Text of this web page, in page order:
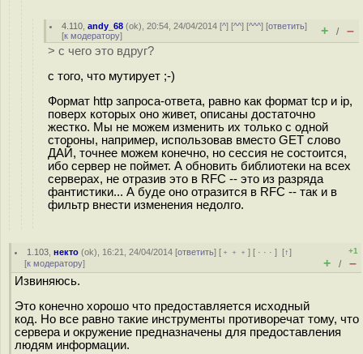
4.110 ,andy_68 (ok), 20:54, 24/04/2014 [^] [^^] [^^^] [ответить]
[к модератору] + / –
> с чего это вдруг?
с того, что мутирует ;-)
Формат http запроса-ответа, равно как формат tcp и ip,
поверх которых оно живет, описаны достаточно
жестко. Мы не можем изменить их только с одной
стороны, например, использовав вместо GET слово
ДАЙ, точнее можем конечно, но сессия не состоится,
ибо сервер не поймет. А обновить библиотеки на всех
серверах, не отразив это в RFC -- это из разряда
фантистики... А буде оно отразится в RFC -- так и в
фильтр внести изменения недолго.
1.103 ,некто (ok), 16:21, 24/04/2014 [ответить] [ ﹢﹢﹢] [ · · ·][↑]
[к модератору]
+1
+ / –
Извиняюсь.
Это конечно хорошо что предоставляется исходный
код. Но все равно такие инструменты противоречат тому, что
сервера и окружение предназначены для предоставления
людям информации.